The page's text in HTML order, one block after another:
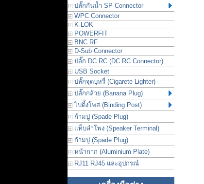
ปลั๊กกันน้ำ SP Connector
WPC Connector
K-LOK
POWERFIT
BNC RF
D-Sub Connector
ปลั๊ก DC RC (DC RC Connector)
USB Socket
ปลั๊กจุดบุหรี่ (Cigarete Lighter)
ปลั๊กกล้วย (Banana Plug)
ไบดิ้งโพส (Binding Post)
ก้ามปู (Spade Plug)
แท็บลำโพง (Speaker Terminal)
ก้ามปู (Spade Plug)
หน้ากาก (Aluminium Plate)
RJ11 RJ45 และอุปกรณ์